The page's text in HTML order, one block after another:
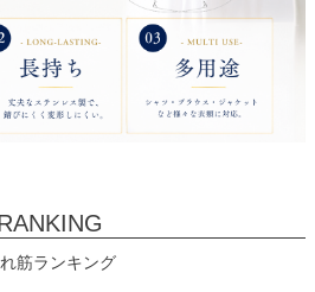
筋ランキング